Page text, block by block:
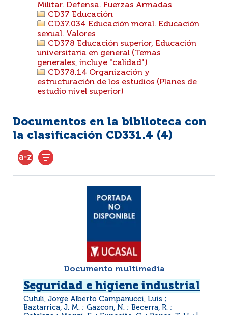
Militar. Defensa. Fuerzas Armadas
CD37 Educación
CD37.034 Educación moral. Educación
sexual. Valores
CD378 Educación superior, Educación
universitaria en general (Temas
generales, incluye "calidad")
CD378.14 Organización y
estructuración de los estudios (Planes de
estudio nivel superior)
Documentos en la biblioteca con
la clasificación CD331.4 (4)
Documento multimedia
Seguridad e higiene industrial
Cutuli, Jorge Alberto Campanucci, Luis ;
Baztarrica, J. M. ; Gazcon, N. ; Becerra, R. ;